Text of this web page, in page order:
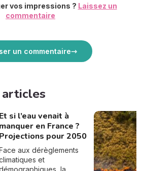
vos impressions ? Laissez un
commentaire
un commentaire
Et si l’eau venait à
manquer en France ?
Projections pour 2050
aux dérèglements
et
la